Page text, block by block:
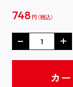
748 円